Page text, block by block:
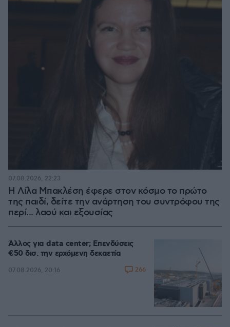
Η Λίλα Μπακλέση έφερε στον κόσμο το πρώτο
της παιδί, δείτε την ανάρτηση του συντρόφου της
περί... λαού και εξουσίας
07.08.2026, 22:23
Άλλος για data center; Επενδύσεις
€50 δισ. την ερχόμενη δεκαετία
07.08.2026, 20:16 266